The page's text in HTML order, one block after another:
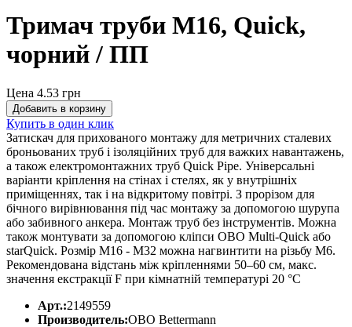
Тримач труби М16, Quick,
чорний / ПП
Цена 4.53 грн
Добавить в корзину
Купить в один клик
Затискач для прихованого монтажу для метричних сталевих
броньованих труб і ізоляційних труб для важких навантажень,
а також електромонтажних труб Quick Pipe. Універсальні
варіанти кріплення на стінах і стелях, як у внутрішніх
приміщеннях, так і на відкритому повітрі. З прорізом для
бічного вирівнювання під час монтажу за допомогою шурупа
або забивного анкера. Монтаж труб без інструментів. Можна
також монтувати за допомогою кліпси OBO Multi-Quick або
starQuick. Розмір M16 - M32 можна нагвинтити на різьбу M6.
Рекомендована відстань між кріпленнями 50–60 см, макс.
значення екстракції F при кімнатній температурі 20 °C
Арт.:2149559
Производитель:OBO Bettermann